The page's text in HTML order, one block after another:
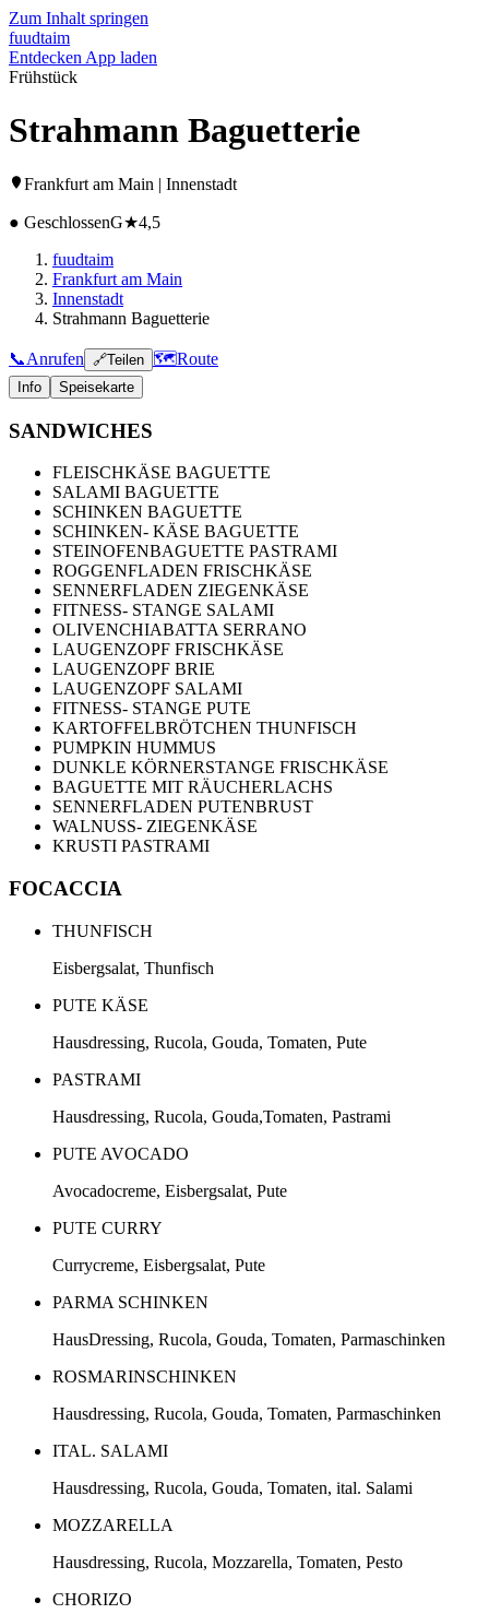
Zum Inhalt springen
fuudtaim
Entdecken App laden
Frühstück
Strahmann Baguetterie
Frankfurt am Main | Innenstadt
● GeschlossenG★4,5
fuudtaim
Frankfurt am Main
Innenstadt
Strahmann Baguetterie
📞Anrufen 🔗Teilen 🗺️Route
Info Speisekarte
SANDWICHES
FLEISCHKÄSE BAGUETTE
SALAMI BAGUETTE
SCHINKEN BAGUETTE
SCHINKEN- KÄSE BAGUETTE
STEINOFENBAGUETTE PASTRAMI
ROGGENFLADEN FRISCHKÄSE
SENNERFLADEN ZIEGENKÄSE
FITNESS- STANGE SALAMI
OLIVENCHIABATTA SERRANO
LAUGENZOPF FRISCHKÄSE
LAUGENZOPF BRIE
LAUGENZOPF SALAMI
FITNESS- STANGE PUTE
KARTOFFELBRÖTCHEN THUNFISCH
PUMPKIN HUMMUS
DUNKLE KÖRNERSTANGE FRISCHKÄSE
BAGUETTE MIT RÄUCHERLACHS
SENNERFLADEN PUTENBRUST
WALNUSS- ZIEGENKÄSE
KRUSTI PASTRAMI
FOCACCIA
THUNFISCH
Eisbergsalat, Thunfisch
PUTE KÄSE
Hausdressing, Rucola, Gouda, Tomaten, Pute
PASTRAMI
Hausdressing, Rucola, Gouda,Tomaten, Pastrami
PUTE AVOCADO
Avocadocreme, Eisbergsalat, Pute
PUTE CURRY
Currycreme, Eisbergsalat, Pute
PARMA SCHINKEN
HausDressing, Rucola, Gouda, Tomaten, Parmaschinken
ROSMARINSCHINKEN
Hausdressing, Rucola, Gouda, Tomaten, Parmaschinken
ITAL. SALAMI
Hausdressing, Rucola, Gouda, Tomaten, ital. Salami
MOZZARELLA
Hausdressing, Rucola, Mozzarella, Tomaten, Pesto
CHORIZO